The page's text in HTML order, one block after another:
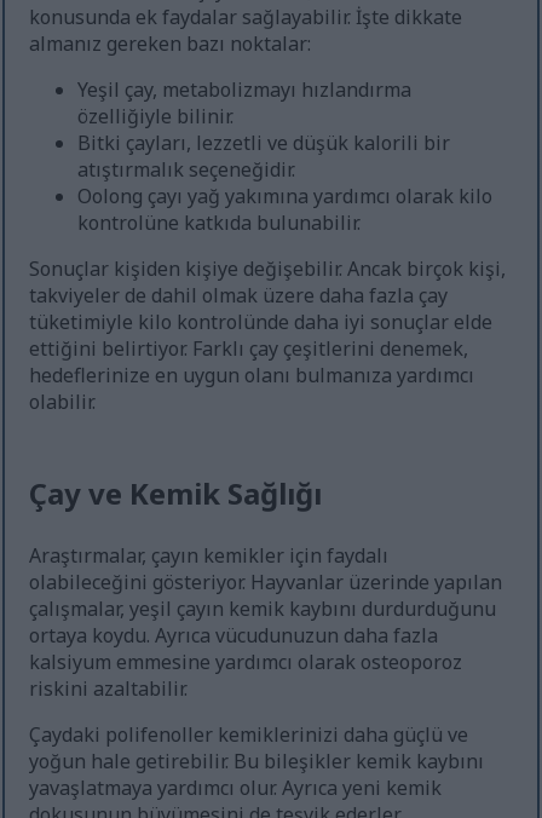
konusunda ek faydalar sağlayabilir. İşte dikkate
almanız gereken bazı noktalar:
Yeşil çay, metabolizmayı hızlandırma
özelliğiyle bilinir.
Bitki çayları, lezzetli ve düşük kalorili bir
atıştırmalık seçeneğidir.
Oolong çayı yağ yakımına yardımcı olarak kilo
kontrolüne katkıda bulunabilir.
Sonuçlar kişiden kişiye değişebilir. Ancak birçok kişi,
takviyeler de dahil olmak üzere daha fazla çay
tüketimiyle kilo kontrolünde daha iyi sonuçlar elde
ettiğini belirtiyor. Farklı çay çeşitlerini denemek,
hedeflerinize en uygun olanı bulmanıza yardımcı
olabilir.
Çay ve Kemik Sağlığı
Araştırmalar, çayın kemikler için faydalı
olabileceğini gösteriyor. Hayvanlar üzerinde yapılan
çalışmalar, yeşil çayın kemik kaybını durdurduğunu
ortaya koydu. Ayrıca vücudunuzun daha fazla
kalsiyum emmesine yardımcı olarak osteoporoz
riskini azaltabilir.
Çaydaki polifenoller kemiklerinizi daha güçlü ve
yoğun hale getirebilir. Bu bileşikler kemik kaybını
yavaşlatmaya yardımcı olur. Ayrıca yeni kemik